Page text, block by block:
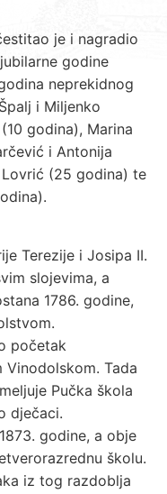
je i nagradio
godine
neprekidnog
i Miljenko
godina), Marina
i Antonija
(25 godina) te
Terezije i Josipa II.
slojevima, a
1786. godine,
početak
Tada
Pučka škola
dječaci.
godine, a obje
školu.
iz tog razdoblja